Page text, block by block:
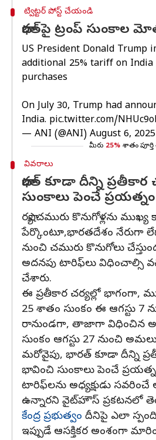
ట్విట్టర్ పోస్ట్ చేయండి
భారత్‌పై ట్రంప్‌ సుంకాల
US President Donald Trump
additional 25% tariff on India
purchases
On July 30, Trump had
India. pic.twitter.com/
— ANI (@ANI) August 6, 2025
మీరు 25% శాతం
వివరాలు
భారత్‌ కూడా దీన్ని ప్రతీకార
సుంకాలు పెంచే ప్రయత్నం
రష్యా చమురు కొనుగోళ్లను
పేర్కొంటూ,భారతదేశం నేరుగా
నుంచి చమురు కొనుగోలు
అదనపు టారిఫ్‌లు విధించాల్సి
చేశారు.
ఈ ప్రతీకార చర్యల్లో భాగంగా,
25 శాతం సుంకం ఈ ఆగస్టు 7
రానుండగా, తాజాగా విధించిన
సుంకం ఆగస్టు 27 నుంచి
మరోవైపు, భారత్‌ కూడా దీన్ని
భావించి సుంకాలు పెంచే
టారిఫ్‌లను అధ్యక్షుడు
ఉన్నారని వైట్‌హౌస్‌ ప్రకటనలో
కేంద్ర ప్రభుత్వం దీనిపై ఎలా
ఇప్పుడే ఆసక్తికర అంశంగా